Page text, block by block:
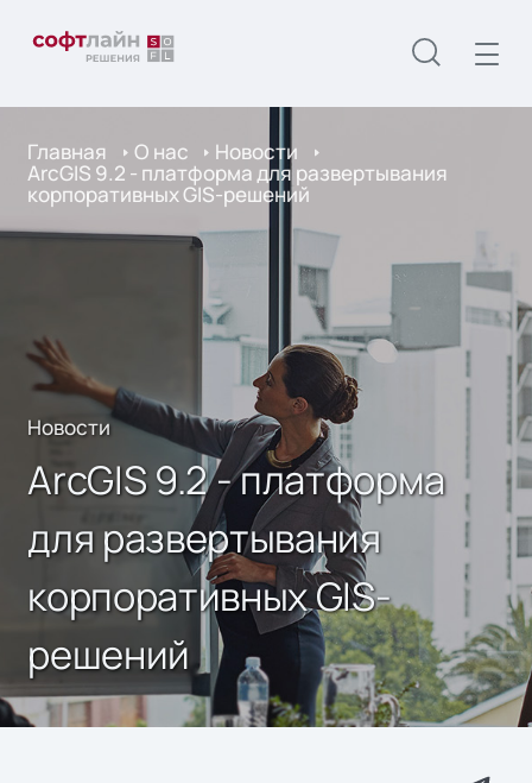
Главная О нас Новости
ArcGIS 9.2 - платформа для развертывания
корпоративных GIS-решений
Новости
ArcGIS 9.2 - платформа
для развертывания
корпоративных GIS-
решений